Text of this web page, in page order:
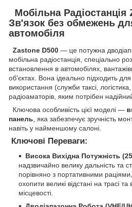
Мобільна Радіостанція
Зв'язок без обмежень
автомобіля
Zastone D500 — це потужна
мобільна радіостанція, спеціально
встановлення в автомобілях,
об'єктах. Вона ідеально підходить
використання (служби таксі,
радіоаматорів, яким потрібен
Ключова особливість цієї моделі —
панель, яка забезпечує зручність
навіть у найменшому салоні.
Ключові Переваги:
Висока Вихідна Потужність
надзвичайно велику дальність та
порівняно з портативними
охопити великі відстані на трасі
місцевості.